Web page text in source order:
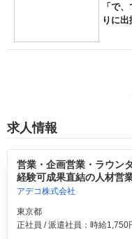
「で
りに
求人情報
営業・企画営業・ラウン
経験可成果直結の人材営
アデコ株式会社
東京都
正社員 / 派遣社員：時給1,750